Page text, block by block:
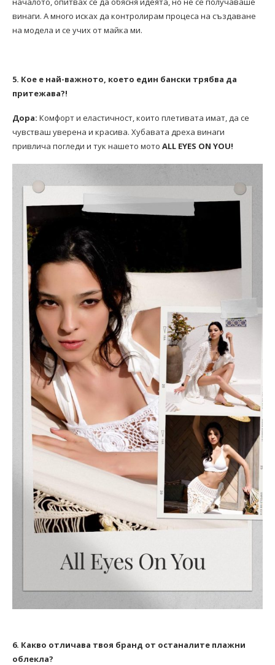
винаги. А много исках да контролирам процеса на създаване
на модела и се учих от майка ми.
5. Кое е най-важното, което един бански трябва да
притежава?!
Дора: Комфорт и еластичност, които плетивата имат, да се
чувстваш уверена и красива. Хубавата дреха винаги
привлича погледи и тук нашето мото ALL EYES ON YOU!
6. Какво отличава твоя бранд от останалите плажни
облекла?